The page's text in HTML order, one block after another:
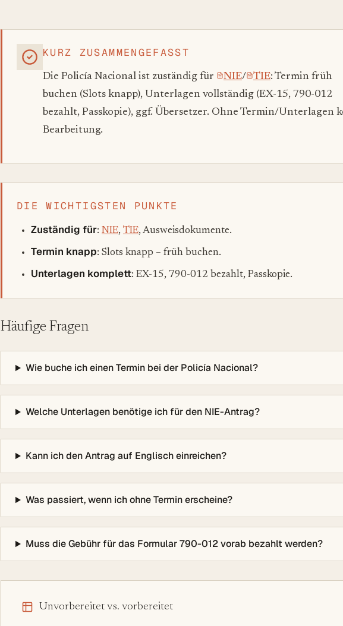
KURZ ZUSAMMENGEFASST
Die Policía Nacional ist zuständig für NIE/ TIE: Termin früh
buchen (Slots knapp), Unterlagen vollständig (EX-15, 790-012
bezahlt, Passkopie), ggf. Übersetzer. Ohne Termin/Unterlagen
Bearbeitung.
DIE WICHTIGSTEN PUNKTE
Zuständig für: NIE, TIE, Ausweisdokumente.
Termin knapp: Slots knapp – früh buchen.
Unterlagen komplett: EX-15, 790-012 bezahlt, Passkopie.
Häufige Fragen
Wie buche ich einen Termin bei der Policía Nacional?
Welche Unterlagen benötige ich für den NIE-Antrag?
Kann ich den Antrag auf Englisch einreichen?
Was passiert, wenn ich ohne Termin erscheine?
Muss die Gebühr für das Formular 790-012 vorab bezahlt werden?
Unvorbereitet vs. vorbereitet